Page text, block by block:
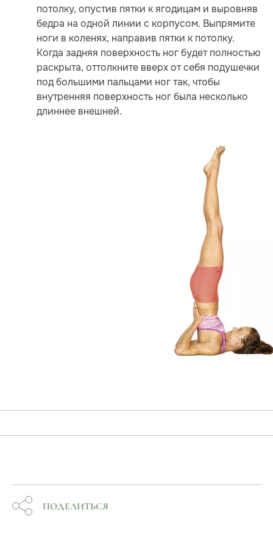
потолку, опустив пятки к ягодицам и выровняв
бедра на одной линии с корпусом. Выпрямите
ноги в коленях, направив пятки к потолку.
Когда задняя поверхность ног будет полностью
раскрыта, оттолкните вверх от себя подушечки
под большими пальцами ног так, чтобы
внутренняя поверхность ног была несколько
длиннее внешней.
ПОДЕЛИТЬСЯ